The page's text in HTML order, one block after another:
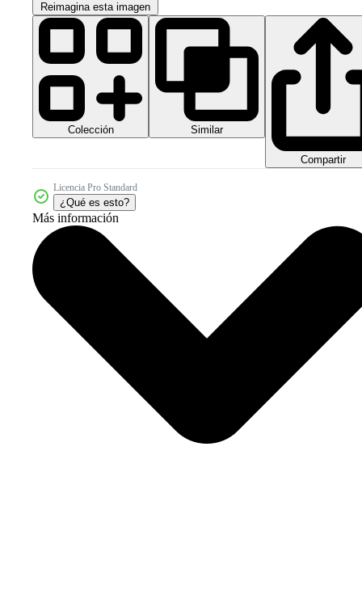
Reimagina esta imagen
Colección Similar
Compartir
Licencia Pro Standard
¿Qué es esto?
Más información